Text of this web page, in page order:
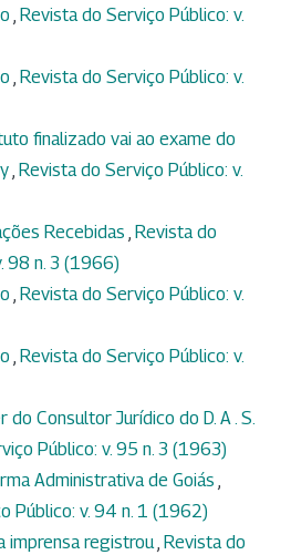
, Revista do Serviço Público: v.
, Revista do Serviço Público: v.
finalizado vai ao exame do
, Revista do Serviço Público: v.
Recebidas , Revista do
98 n. 3 (1966)
, Revista do Serviço Público: v.
, Revista do Serviço Público: v.
do Consultor Jurídico do D. A . S.
Público: v. 95 n. 3 (1963)
Administrativa de Goiás ,
Público: v. 94 n. 1 (1962)
imprensa registrou, Revista do